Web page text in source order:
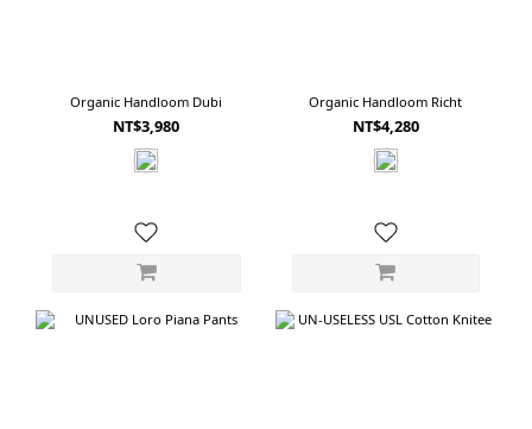
Organic Handloom Dubi
NT$3,980
Organic Handloom Richt
NT$4,280